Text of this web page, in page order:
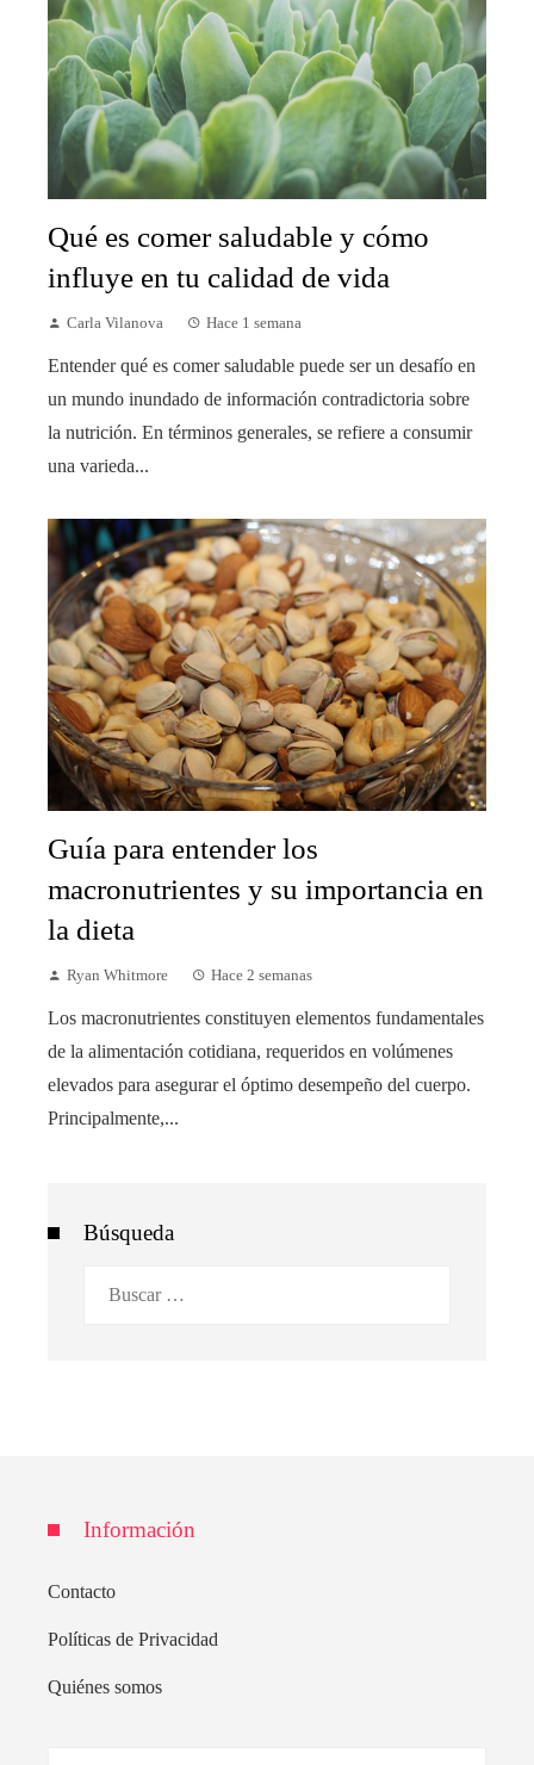
Qué es comer saludable y cómo
influye en tu calidad de vida
Carla Vilanova Hace 1 semana
Entender qué es comer saludable puede ser un desafío en
un mundo inundado de información contradictoria sobre
la nutrición. En términos generales, se refiere a consumir
una varieda...
Guía para entender los
macronutrientes y su importancia en
la dieta
Ryan Whitmore Hace 2 semanas
Los macronutrientes constituyen elementos fundamentales
de la alimentación cotidiana, requeridos en volúmenes
elevados para asegurar el óptimo desempeño del cuerpo.
Principalmente,...
Búsqueda
Información
Contacto
Políticas de Privacidad
Quiénes somos